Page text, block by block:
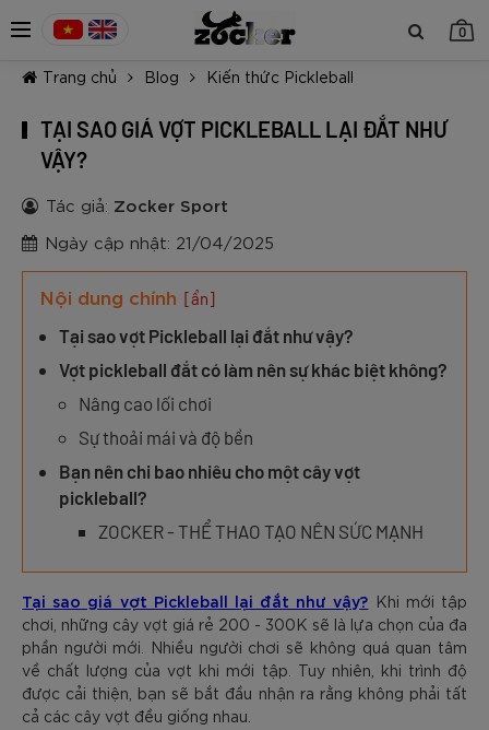
0
Trang chủ Blog Kiến thức Pickleball
TẠI SAO GIÁ VỢT PICKLEBALL LẠI ĐẮT NHƯ
VẬY?
Tác giả: Zocker Sport
Ngày cập nhật: 21/04/2025
Nội dung chính [ẩn]
Tại sao vợt Pickleball lại đắt như vậy?
Vợt pickleball đắt có làm nên sự khác biệt không?
Nâng cao lối chơi
Sự thoải mái và độ bền
Bạn nên chi bao nhiêu cho một cây vợt
pickleball?
ZOCKER - THỂ THAO TẠO NÊN SỨC MẠNH
Tại sao giá vợt Pickleball lại đắt như vậy? Khi mới tập
chơi, những cây vợt giá rẻ 200 - 300K sẽ là lựa chọn của đa
phần người mới. Nhiều người chơi sẽ không quá quan tâm
về chất lượng của vợt khi mới tập. Tuy nhiên, khi trình độ
được cải thiện, bạn sẽ bắt đầu nhận ra rằng không phải tất
cả các cây vợt đều giống nhau.